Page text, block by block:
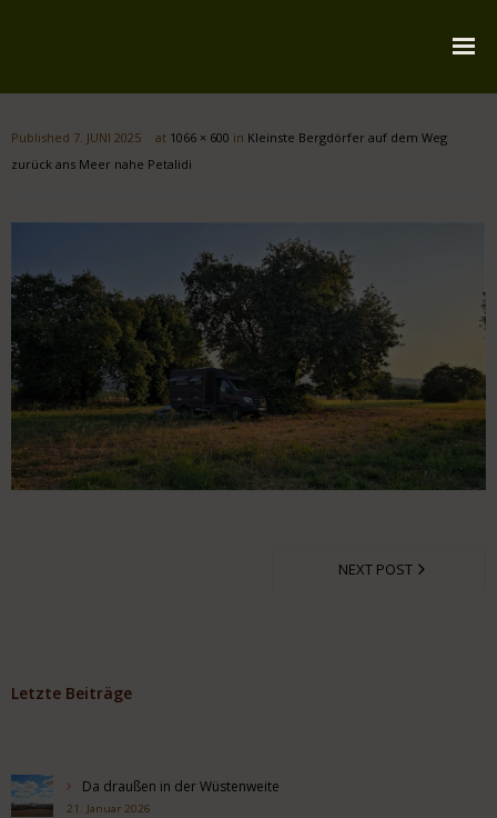
Über mich
Kontakt
Impressum
Datenschutz
Published 7. JUNI 2025 at 1066 × 600 in Kleinste Bergdörfer auf dem Weg
zurück ans Meer nahe Petalidi
NEXT POST
Letzte Beiträge
Da draußen in der Wüstenweite
21. Januar 2026